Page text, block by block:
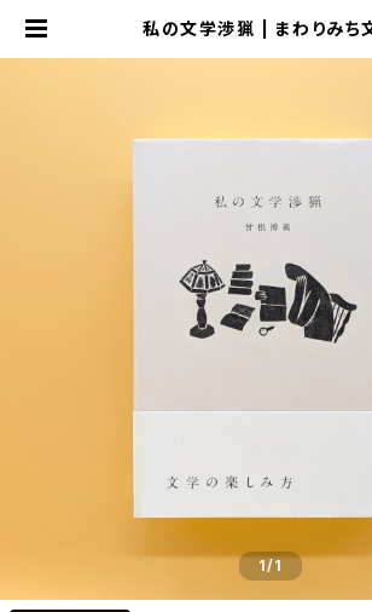
私の文学渉猟 | まわりみち
1/1